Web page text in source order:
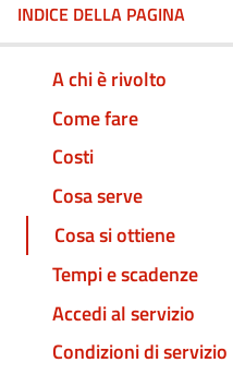
INDICE DELLA PAGINA
A chi è rivolto
Come fare
Costi
Cosa serve
Cosa si ottiene
Tempi e scadenze
Accedi al servizio
Condizioni di servizio